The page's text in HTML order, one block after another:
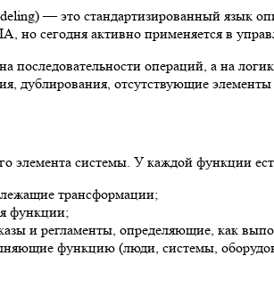
— это стандартизированный язык
сегодня активно применяется в
последовательности операций, а на
дублирования, отсутствующие элементы
элемента системы. У каждой функции
трансформации;
функции;
и регламенты, определяющие, как
функцию (люди, системы,